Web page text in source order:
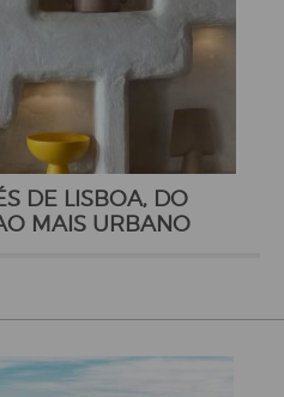
DE LISBOA, DO
MAIS URBANO